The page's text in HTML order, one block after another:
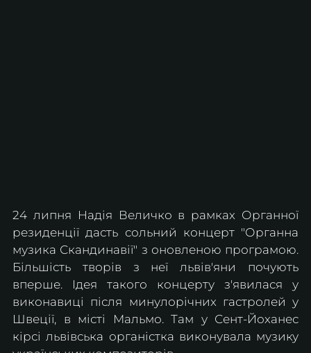
24 липня Надія Величко в рамках Органної
резиденції дасть сольний концерт "Органна
музика Скандинавії" з оновленою програмою.
Більшість творів з неї львів'яни почують
вперше. Ідея такого концерту з'явилася у
виконавиці після минулорічних гастролей у
Швеції, в місті Мальмо. Там у Сент-Йоханес
кірсі львівська органістка виконувала музику